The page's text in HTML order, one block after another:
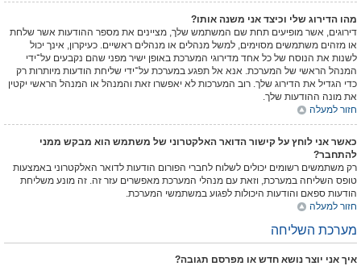
מהו הדירוג שלי וכיצד אני משנה אותו?
דירוגים, אשר מופיעים תחת שם המשתמש שלך, מציינים את מספר ההודעות אשר שלחת
או מזהים משתמשים מסוימים, למשל מנהלים או מנהלים ראשיים. כעיקרון, אינך יכול
לשנות את הנוסח של כל אחד מדירוגי המערכת באופן ישיר מפני שהם נקבעים על־ידי
המנהל הראשי של המערכת. אנא אל תפגע במערכת על־ידי שליחת הודעות מיותרות רק
כדי הגדיל את הדירוג שלך. רוב המערכות לא יאפשרו זאת והמנהל או המנהל הראשי יקטין
את מונה ההודעות שלך.
חזור למעלה
כאשר אני לוחץ על קישור הדואר האלקטרוני של משתמש הוא מבקש ממני
להתחבר?
רק משתמשים רשומים יכולים לשלוח לחברי הפורום הודעות לדואר האלקטרוני באמצעות
טופס השליחה במערכת, וזאת עם מנהלי המערכת מאפשרים עזר זה. זה מונע משליחת
הודעות ספאם והודעות היכולות לפגוע במשתמשי המערכת.
חזור למעלה
מערכת השליחה
איך אני יוצר נושא חדש או מפרסם תגובה?